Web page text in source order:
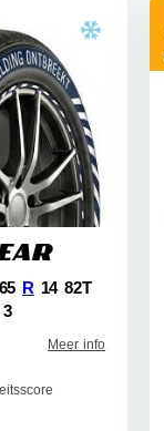
R 14 82T
3
Meer info